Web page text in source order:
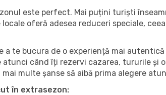
este perfect. Mai puțini turiști
oferă adesea reduceri speciale,
a te bucura de o experiență mai
când îți rezervi cazarea, tururile și
multe șanse să aibă prima alegere
în extrasezon: